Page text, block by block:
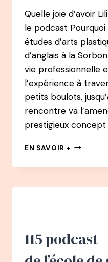
QUI
SE
CACHE
DERRIÈRE
C’EST
QUOI
LE
BONHEUR
POUR
VOUS
?
Quelle joie d’avoir
le podcast
études d’arts
d’anglais à la
vie professionnelle
l’expérience à
petits boulots,
rencontre va
prestigieux
EN SAVOIR + 126
–
BARBERY-
CHEZ
115 podcast